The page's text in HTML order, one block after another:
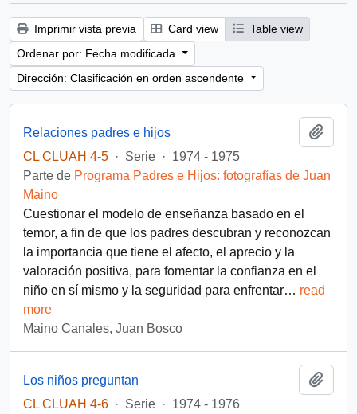
Imprimir vista previa Card view
Table view
Ordenar por: Fecha modificada
Dirección: Clasificación en orden ascendente
Relaciones padres e hijos
CL CLUAH 4-5 · Serie · 1974 - 1975
Parte de Programa Padres e Hijos: fotografías de Juan
Maino
Cuestionar el modelo de enseñanza basado en el
temor, a fin de que los padres descubran y reconozcan
la importancia que tiene el afecto, el aprecio y la
valoración positiva, para fomentar la confianza en el
niño en sí mismo y la seguridad para enfrentar… read
more
Maino Canales, Juan Bosco
Los niños preguntan
CL CLUAH 4-6 · Serie · 1974 - 1976